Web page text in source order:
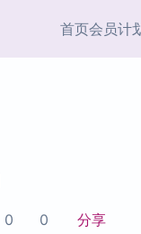
首页会员计
加速访问 Obsidian 官方
0 0 分享